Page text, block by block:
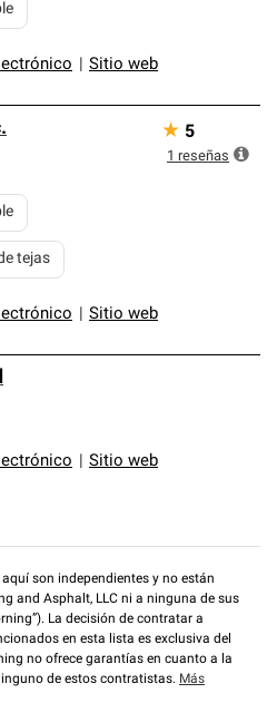
Sitio web
Sitio web
tejas
★ 5
1 reseñas
Sitio web
son independientes y no están
and Asphalt, LLC ni a ninguna de sus
La decisión de contratar a
en esta lista es exclusiva del
no ofrece garantías en cuanto a la
de estos contratistas. Más